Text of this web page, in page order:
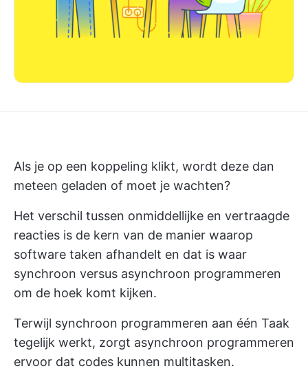
Als je op een koppeling klikt, wordt deze dan
meteen geladen of moet je wachten?
Het verschil tussen onmiddellijke en vertraagde
reacties is de kern van de manier waarop
software taken afhandelt en dat is waar
synchroon versus asynchroon programmeren
om de hoek komt kijken.
Terwijl synchroon programmeren aan één Taak
tegelijk werkt, zorgt asynchroon programmeren
ervoor dat codes kunnen multitasken.